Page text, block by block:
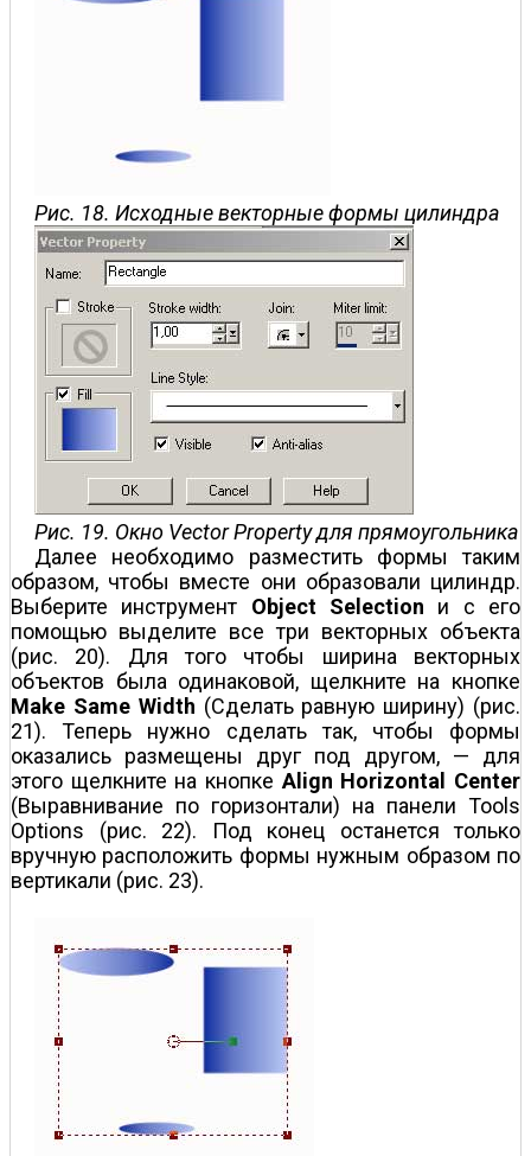
Рис. 18. Исходные векторные формы цилиндра
Рис. 19. Окно Vector Property для прямоугольника
Далее необходимо разместить формы таким
образом, чтобы вместе они образовали цилиндр.
Выберите инструмент Object Selection и с его
помощью выделите все три векторных объекта
(рис. 20). Для того чтобы ширина векторных
объектов была одинаковой, щелкните на кнопке
Make Same Width (Сделать равную ширину) (рис.
21). Теперь нужно сделать так, чтобы формы
оказались размещены друг под другом, — для
этого щелкните на кнопке Align Horizontal Center
(Выравнивание по горизонтали) на панели Tools
Options (рис. 22). Под конец останется только
вручную расположить формы нужным образом по
вертикали (рис. 23).